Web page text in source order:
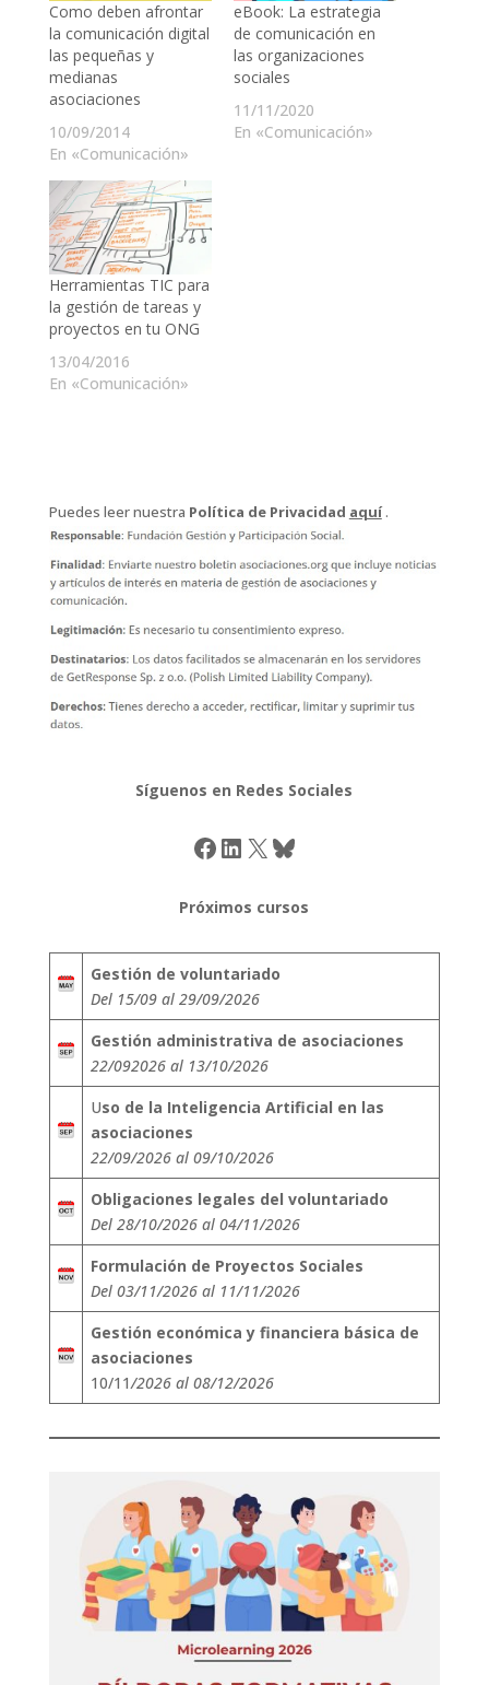
Como deben afrontar
la comunicación digital
las pequeñas y
medianas
asociaciones
10/09/2014
En «Comunicación»
eBook: La estrategia
de comunicación en
las organizaciones
sociales
11/11/2020
En «Comunicación»
Herramientas TIC para
la gestión de tareas y
proyectos en tu ONG
13/04/2016
En «Comunicación»
Puedes leer nuestra Política de Privacidad aquí .
Síguenos en Redes Sociales
Facebook
LinkedIn
X Bluesky
Próximos cursos
Gestión de voluntariado
Del 15/09 al 29/09/2026
Gestión administrativa de asociaciones
22/092026 al 13/10/2026
Uso de la Inteligencia Artificial en las
asociaciones
22/09/2026 al 09/10/2026
Obligaciones legales del voluntariado
Del 28/10/2026 al 04/11/2026
Formulación de Proyectos Sociales
Del 03/11/2026 al 11/11/2026
Gestión económica y financiera básica de
asociaciones
10/11/2026 al 08/12/2026